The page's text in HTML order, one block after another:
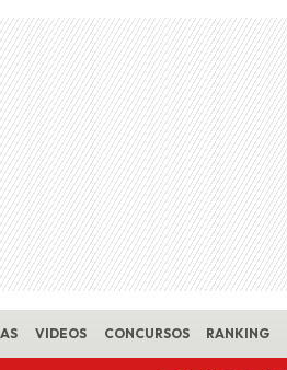
VIDEOS CONCURSOS RANKING